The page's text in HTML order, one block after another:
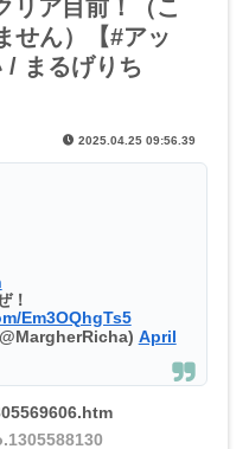
リア目前！（こ
せん）【#アッ
/ まるげりち
2025.04.25 09:56.39
！
Em3OQhgTs5
April